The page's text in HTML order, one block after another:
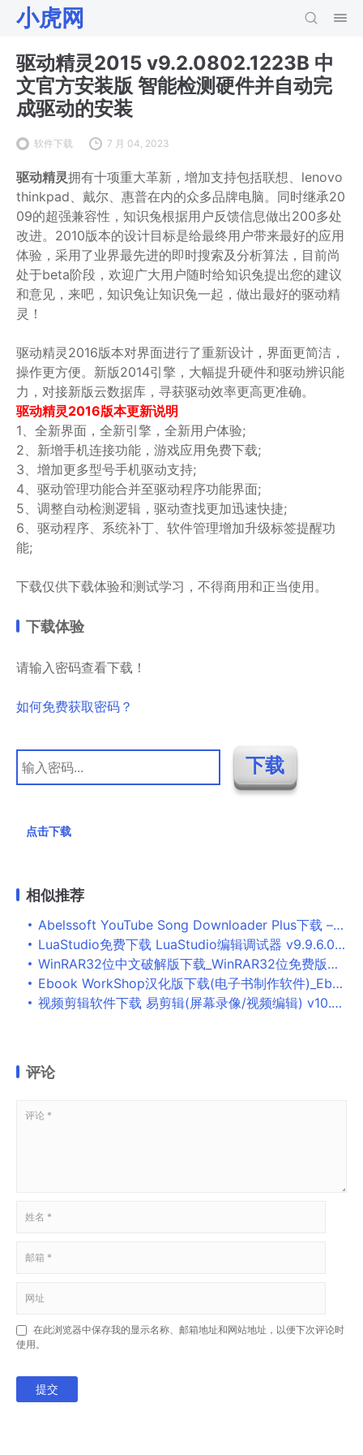
小虎网
驱动精灵2015 v9.2.0802.1223B 中
文官方安装版 智能检测硬件并自动完
成驱动的安装
软件下载 7 月 04, 2023
驱动精灵拥有十项重大革新，增加支持包括联想、lenovo
thinkpad、戴尔、惠普在内的众多品牌电脑。同时继承20
09的超强兼容性，知识兔根据用户反馈信息做出200多处
改进。2010版本的设计目标是给最终用户带来最好的应用
体验，采用了业界最先进的即时搜索及分析算法，目前尚
处于beta阶段，欢迎广大用户随时给知识兔提出您的建议
和意见，来吧，知识兔让知识兔一起，做出最好的驱动精
灵！
驱动精灵2016版本对界面进行了重新设计，界面更简洁，
操作更方便。新版2014引擎，大幅提升硬件和驱动辨识能
力，对接新版云数据库，寻获驱动效率更高更准确。
驱动精灵2016版本更新说明
1、全新界面，全新引擎，全新用户体验;
2、新增手机连接功能，游戏应用免费下载;
3、增加更多型号手机驱动支持;
4、驱动管理功能合并至驱动程序功能界面;
5、调整自动检测逻辑，驱动查找更加迅速快捷;
6、驱动程序、系统补丁、软件管理增加升级标签提醒功
能;
下载仅供下载体验和测试学习，不得商用和正当使用。
下载体验
请输入密码查看下载！
如何免费获取密码？
点击下载
相似推荐
Abelssoft YouTube Song Downloader Plus下载 – Abelssoft YouTube Song Downloader Plus 22.7 破解版
LuaStudio免费下载 LuaStudio编辑调试器 v9.9.6.0 中文安装版 对lua脚本调试
WinRAR32位中文破解版下载_WinRAR32位免费版下载
Ebook WorkShop汉化版下载(电子书制作软件)_Ebook WorkShop破解版下载
视频剪辑软件下载 易剪辑(屏幕录像/视频编辑) v10.0 免费安装版
评论
在此浏览器中保存我的显示名称、邮箱地址和网站地址，以便下次评论时
使用。
提交